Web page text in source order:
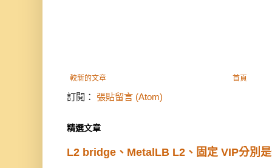
較新的文章 首頁
訂閱： 張貼留言 (Atom)
精選文章
L2 bridge、MetalLB L2、固定 VIP分別